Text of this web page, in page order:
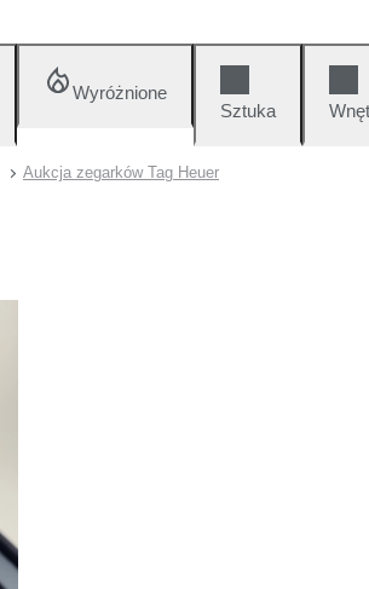
Wyróżnione
Sztuka
Aukcja zegarków Tag Heuer